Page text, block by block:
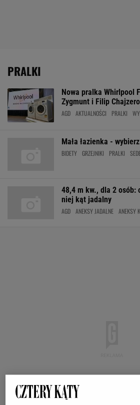
PRALKI
Nowa pralka Whirlpool
Zygmunt i Filip
AGD AKTUALNOŚCI PRALKI
Mała łazienka -
BIDETY GRZEJNIKI PRALKI
48,4 m kw., dla 2 osób:
niej kąt jadalny
AGD ANEKSY JADALNE ANEKSY